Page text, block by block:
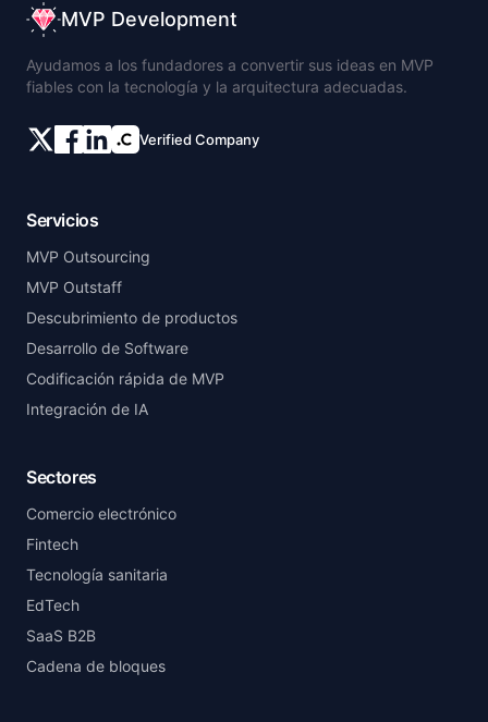
MVP Development
Ayudamos a los fundadores a convertir sus ideas en MVP
fiables con la tecnología y la arquitectura adecuadas.
Verified Company
Servicios
MVP Outsourcing
MVP Outstaff
Descubrimiento de productos
Desarrollo de Software
Codificación rápida de MVP
Integración de IA
Sectores
Comercio electrónico
Fintech
Tecnología sanitaria
EdTech
SaaS B2B
Cadena de bloques